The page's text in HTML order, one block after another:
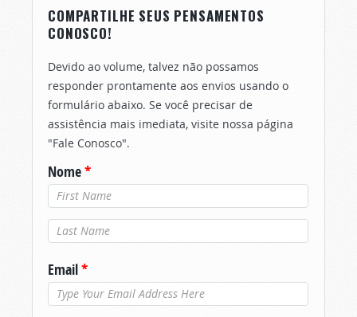
COMPARTILHE SEUS PENSAMENTOS
CONOSCO!
Devido ao volume, talvez não possamos
responder prontamente aos envios usando o
formulário abaixo. Se você precisar de
assistência mais imediata, visite nossa página
"Fale Conosco".
Nome*
Último nome
*
Email*